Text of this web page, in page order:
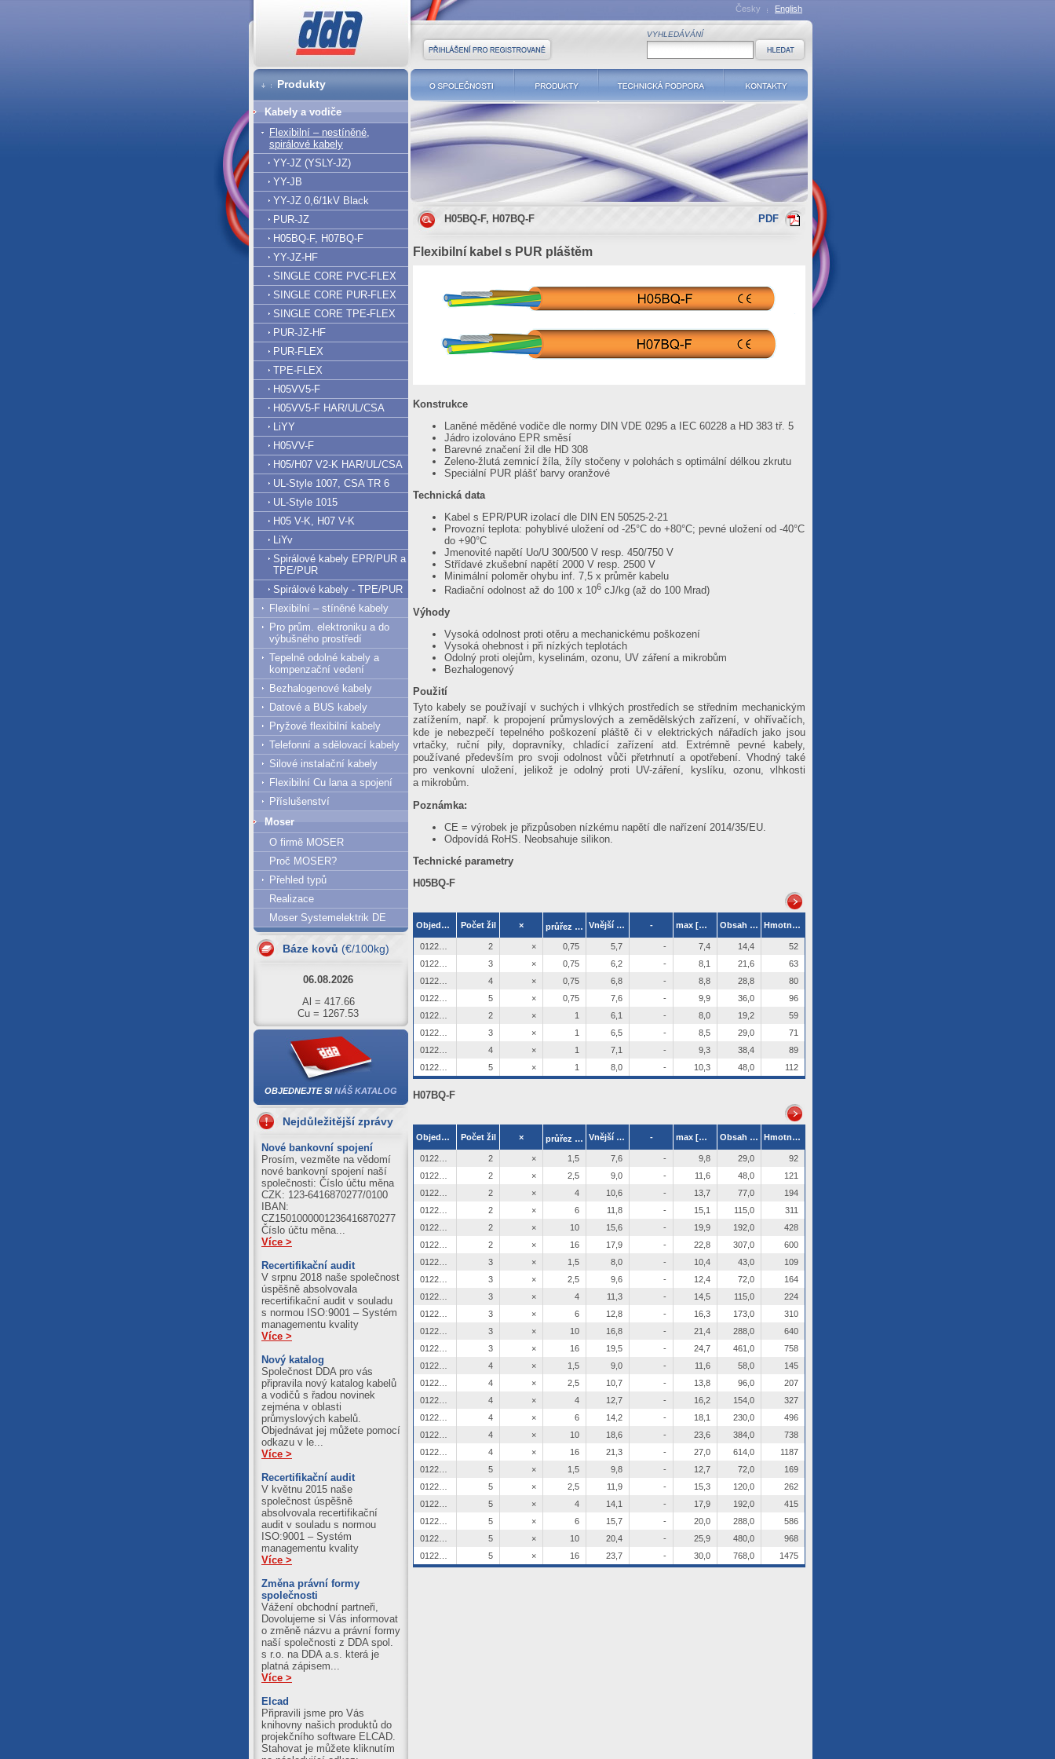
H05BQ-F, H07BQ-F PDF
Flexibilní kabel s PUR pláštěm
Konstrukce
Laněné měděné vodiče dle normy DIN VDE 0295 a IEC 60228 a HD 383 tř. 5
Jádro izolováno EPR směsí
Barevné značení žil dle HD 308
Zeleno-žlutá zemnicí žíla, žíly stočeny v polohách s optimální délkou zkrutu
Speciální PUR plášť barvy oranžové
Technická data
Kabel s EPR/PUR izolací dle DIN EN 50525-2-21
Provozní teplota: pohyblivé uložení od -25°C do +80°C; pevné uložení od -40°C
do +90°C
Jmenovité napětí Uo/U 300/500 V resp. 450/750 V
Střídavé zkušební napětí 2000 V resp. 2500 V
Minimální poloměr ohybu inf. 7,5 x průměr kabelu
Radiační odolnost až do 100 x 106 cJ/kg (až do 100 Mrad)
Výhody
Vysoká odolnost proti otěru a mechanickému poškození
Vysoká ohebnost i při nízkých teplotách
Odolný proti olejům, kyselinám, ozonu, UV záření a mikrobům
Bezhalogenový
Použití
Tyto kabely se používají v suchých i vlhkých prostředích se středním mechanickým
zatížením, např. k propojení průmyslových a zemědělských zařízení, v ohřívačích,
kde je nebezpečí tepelného poškození pláště či v elektrických nářadích jako jsou
vrtačky, ruční pily, dopravníky, chladící zařízení atd. Extrémně pevné kabely,
používané především pro svoji odolnost vůči přetrhnutí a opotřebení. Vhodný také
pro venkovní uložení, jelikož je odolný proti UV-záření, kyslíku, ozonu, vlhkosti
a mikrobům.
Poznámka:
CE = výrobek je přizpůsoben nízkému napětí dle nařízení 2014/35/EU.
Odpovídá RoHS. Neobsahuje silikon.
Technické parametry
H05BQ-F
Objednací číslo Počet žil × průřez žíly[mm 2] Vnější ø min - max [mm] Obsah Cu [kg/km] Hmotnost kabelu [kg/km]
2 × 0,75 5,7 - 7,4 14,4
52
3 × 0,75 6,2 - 8,1 21,6
63
4 × 0,75 6,8 - 8,8 28,8
80
5 × 0,75 7,6 - 9,9 36,0
96
2 × 1 6,1 - 8,0 19,2
59
3 × 1 6,5 - 8,5 29,0
71
4 × 1 7,1 - 9,3 38,4
89
5 × 1 8,0 - 10,3 48,0 112
H07BQ-F
Objednací číslo Počet žil × průřez žíly[mm 2] Vnější ø min - max [mm] Obsah Cu [kg/km] Hmotnost kabelu [kg/km]
2 × 1,5 7,6 - 9,8 29,0
92
2 × 2,5 9,0 - 11,6 48,0
121
2 × 4 10,6 - 13,7 77,0
194
2 × 6 11,8 - 15,1 115,0
311
2 × 10 15,6 - 19,9 192,0
428
2 × 16 17,9 - 22,8 307,0
600
3 × 1,5 8,0 - 10,4 43,0
109
3 × 2,5 9,6 - 12,4 72,0
164
3 × 4 11,3 - 14,5 115,0
224
3 × 6 12,8 - 16,3 173,0
310
3 × 10 16,8 - 21,4 288,0
640
3 × 16 19,5 - 24,7 461,0
758
4 × 1,5 9,0 - 11,6 58,0
145
4 × 2,5 10,7 - 13,8 96,0
207
4 × 4 12,7 - 16,2 154,0
327
4 × 6 14,2 - 18,1 230,0
496
4 × 10 18,6 - 23,6 384,0
738
4 × 16 21,3 - 27,0 614,0
1187
5 × 1,5 9,8 - 12,7 72,0
169
5 × 2,5 11,9 - 15,3 120,0
262
5 × 4 14,1 - 17,9 192,0
415
5 × 6 15,7 - 20,0 288,0
586
5 × 10 20,4 - 25,9 480,0
968
5 × 16 23,7 - 30,0 768,0 1475
O společnosti Produkty Technická podpora Kontakty
Produkty
Kabely a vodiče
Flexibilní – nestíněné,
spirálové kabely
YY-JZ (YSLY-JZ)
YY-JB
YY-JZ 0,6/1kV Black
PUR-JZ
H05BQ-F, H07BQ-F
YY-JZ-HF
SINGLE CORE PVC-FLEX
SINGLE CORE PUR-FLEX
SINGLE CORE TPE-FLEX
PUR-JZ-HF
PUR-FLEX
TPE-FLEX
H05VV5-F
H05VV5-F HAR/UL/CSA
LiYY
H05VV-F
H05/H07 V2-K HAR/UL/CSA
UL-Style 1007, CSA TR 6
UL-Style 1015
H05 V-K, H07 V-K
LiYv
Spirálové kabely EPR/PUR a
TPE/PUR
Spirálové kabely - TPE/PUR
Flexibilní – stíněné kabely
Pro prům. elektroniku a do
výbušného prostředí
Tepelně odolné kabely a
kompenzační vedení
Bezhalogenové kabely
Datové a BUS kabely
Pryžové flexibilní kabely
Telefonní a sdělovací kabely
Silové instalační kabely
Flexibilní Cu lana a spojení
Příslušenství
Moser
O firmě MOSER
Proč MOSER?
Přehled typů
Realizace
Moser Systemelektrik DE
Báze kovů (€/100kg)
07.08.2026
Al = 420.61
Cu = 1293.63
Al = 417.66
Cu = 1267.53
05.08.2026
Al = 422.01
Cu = 1273.71
04.08.2026
Cu = 1250.39
Al = 411.21
Cu = 1245.59
OBJEDNEJTE SINÁŠ KATALOG
Nejdůležitější zprávy
Nové bankovní spojení
Prosím, vezměte na vědomí
nové bankovní spojení naší
společnosti: Číslo účtu měna
CZK: 123-6416870277/0100
IBAN:
CZ1501000001236416870277
Číslo účtu měna...
Více >
Recertifikační audit
V srpnu 2018 naše společnost
úspěšně absolvovala
recertifikační audit v souladu
s normou ISO:9001 – Systém
managementu kvality
Více >
Nový katalog
Společnost DDA pro vás
připravila nový katalog kabelů
a vodičů s řadou novinek
zejména v oblasti
průmyslových kabelů.
Objednávat jej můžete pomocí
odkazu v le...
Více >
Recertifikační audit
V květnu 2015 naše
společnost úspěšně
absolvovala recertifikační
audit v souladu s normou
ISO:9001 – Systém
managementu kvality
Více >
Změna právní formy
společnosti
Vážení obchodní partneři,
Dovolujeme si Vás informovat
o změně názvu a právní formy
naší společnosti z DDA spol.
s r.o. na DDA a.s. která je
platná zápisem...
Více >
Elcad
Připravili jsme pro Vás
knihovny našich produktů do
projekčního software ELCAD.
Stahovat je můžete kliknutím
VYHLEDÁVÁNÍ
Přihlášení pro registrované
Česky English